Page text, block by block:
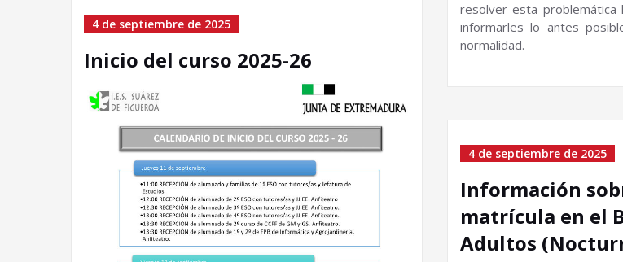
4 de septiembre de 2025
Inicio del curso 2025-26
resolver esta problemática
informarles lo antes
normalidad.
4 de septiembre de 2025
Información
matrícula en el
Adultos